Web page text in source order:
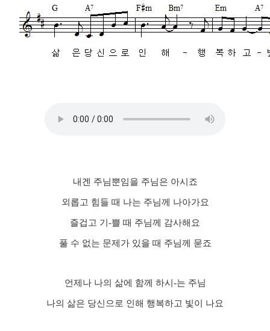
내겐 주님뿐임을 주님은 아시죠
외롭고 힘들 때 나는 주님께 나아가요
즐겁고 기-쁠 때 주님께 감사해요
풀 수 없는 문제가 있을 때 주님께 묻죠
언제나 나의 삶에 함께 하시-는 주님
나의 삶은 당신으로 인해 행복하고 빛이 나요